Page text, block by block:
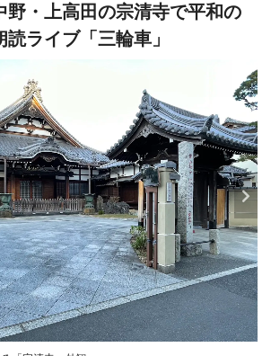
野・上高田の宗清寺で平和の
ライブ「三輪車」